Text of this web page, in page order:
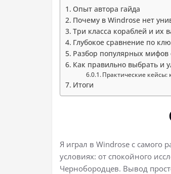
Опыт автора гайда
Почему в Windrose нет
Три класса кораблей и их
Глубокое сравнение по
Разбор популярных мифов
Как правильно выбрать и
Практические кейсы:
Итоги
Я играл в Windrose с самого
условиях: от спокойного
Чернобородцев. Вывод